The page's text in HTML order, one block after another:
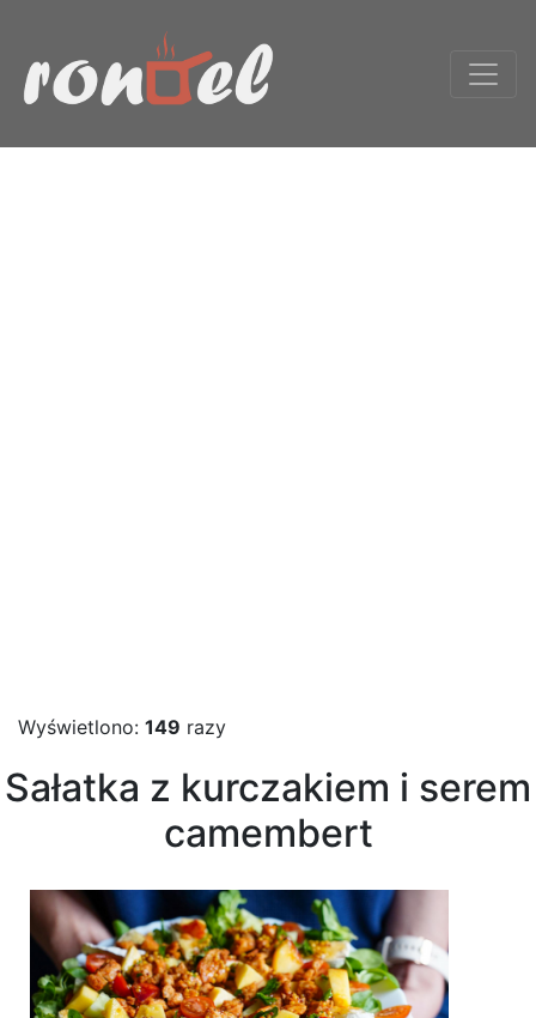
Wyświetlono: 149 razy
Sałatka z kurczakiem i serem
camembert